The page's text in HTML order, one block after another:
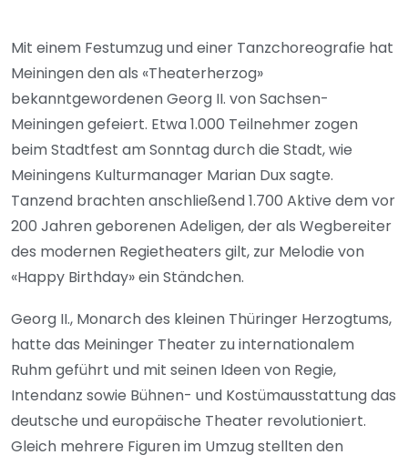
Mit einem Festumzug und einer Tanzchoreografie hat
Meiningen den als «Theaterherzog»
bekanntgewordenen Georg II. von Sachsen-
Meiningen gefeiert. Etwa 1.000 Teilnehmer zogen
beim Stadtfest am Sonntag durch die Stadt, wie
Meiningens Kulturmanager Marian Dux sagte.
Tanzend brachten anschließend 1.700 Aktive dem vor
200 Jahren geborenen Adeligen, der als Wegbereiter
des modernen Regietheaters gilt, zur Melodie von
«Happy Birthday» ein Ständchen.
Georg II., Monarch des kleinen Thüringer Herzogtums,
hatte das Meininger Theater zu internationalem
Ruhm geführt und mit seinen Ideen von Regie,
Intendanz sowie Bühnen- und Kostümausstattung das
deutsche und europäische Theater revolutioniert.
Gleich mehrere Figuren im Umzug stellten den